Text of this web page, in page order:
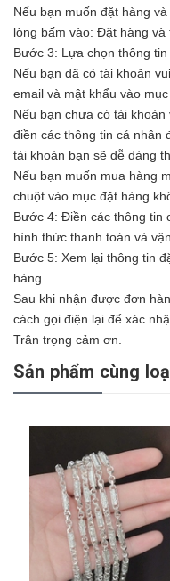
Nếu bạn muốn đặt hàng
lòng bấm vào: Đặt hàng và
Bước 3: Lựa chọn thông
Nếu bạn đã có tài khoản
email và mật khẩu vào
Nếu bạn chưa có tài
điền các thông tin cá nhân
tài khoản bạn sẽ dễ dàng
Nếu bạn muốn mua hàng
chuột vào mục đặt hàng
Bước 4: Điền các thông tin
hình thức thanh toán và
Bước 5: Xem lại thông tin
hàng
Sau khi nhận được đơn
cách gọi điện lại để xác
Trân trọng cảm ơn.
Sản phẩm cùng